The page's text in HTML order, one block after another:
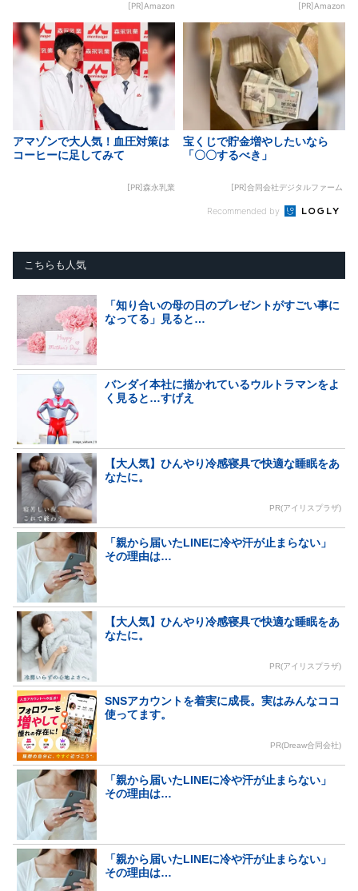
[PR]Amazon [PR]Amazon
アマゾンで大人気！血圧対策は
コーヒーに足してみて
[PR]森永乳業
宝くじで貯金増やしたいなら
「〇〇するべき」
[PR]合同会社デジタルファーム
Recommended by
こちらも人気
「知り合いの母の日のプレゼントがすごい事に
なってる」見ると…
バンダイ本社に描かれているウルトラマンをよ
く見ると…すげえ
【大人気】ひんやり冷感寝具で快適な睡眠をあ
なたに。
PR(アイリスプラザ)
「親から届いたLINEに冷や汗が止まらない」
その理由は…
【大人気】ひんやり冷感寝具で快適な睡眠をあ
なたに。
PR(アイリスプラザ)
SNSアカウントを着実に成長。実はみんなココ
使ってます。
PR(Dreaw合同会社)
「親から届いたLINEに冷や汗が止まらない」
その理由は…
「親から届いたLINEに冷や汗が止まらない」
その理由は…